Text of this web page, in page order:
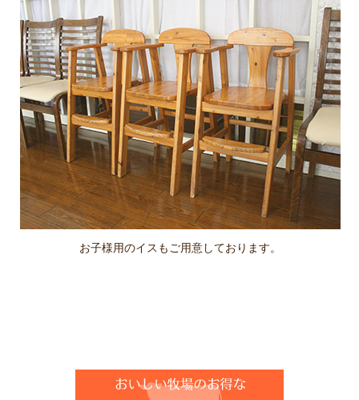
お子様用のイスもご用意しております。